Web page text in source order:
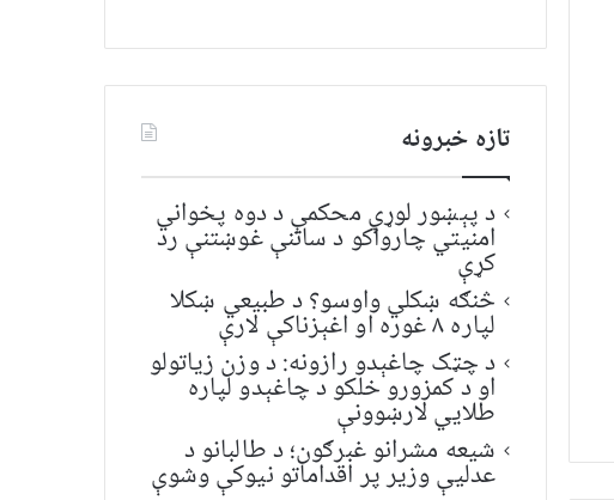
تازه خبرونه
د پېښور لوړې محکمې د دوه پخواني
امنیتي چارواکو د ساتنې غوښتنې رد
کړې
څنګه ښکلي واوسو؟ د طبیعي ښکلا
لپاره ۸ غوره او اغېزناکې لارې
د چټک چاغېدو رازونه: د وزن زیاتولو
او د کمزورو خلکو د چاغېدو لپاره
طلایي لارښوونې
شیعه مشرانو غبرګون؛ د طالبانو د
عدلیې وزیر پر اقداماتو نیوکې وشوې